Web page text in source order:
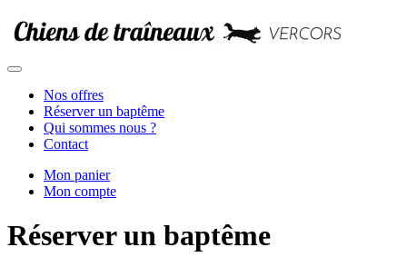
Nos offres
Réserver un baptême
Qui sommes nous ?
Contact
Mon panier
Mon compte
Réserver un baptême